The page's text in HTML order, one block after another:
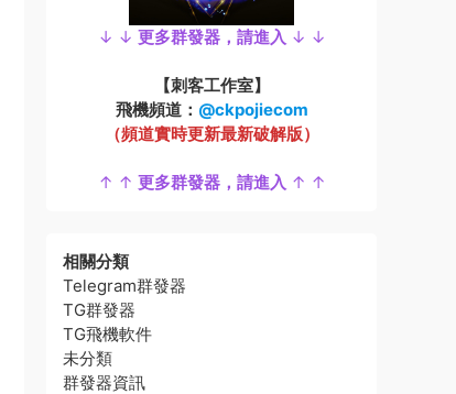
↓ ↓ 更多群發器，請進入 ↓ ↓
【刺客工作室】
飛機頻道： @ckpojiecom
（頻道實時更新最新破解版）
↑ ↑ 更多群發器，請進入 ↑ ↑
相關分類
Telegram群發器
TG群發器
TG飛機軟件
未分類
群發器資訊